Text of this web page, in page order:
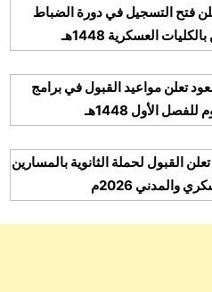
فتح التسجيل في دورة الضباط
العسكرية 1448هـ
تعلن مواعيد القبول في برامج
للفصل الأول 1448هـ
القبول لحملة الثانوية بالمسارين
والمدني 2026م